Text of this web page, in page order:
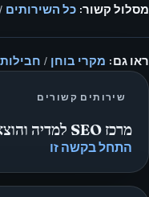
מסלול קשור: כל השירותים /
ראו גם: מקרי בוחן / חבילות
שירותים קשורים
מרכז SEO למדיה והוצאות לאור
התחל בקשה זו